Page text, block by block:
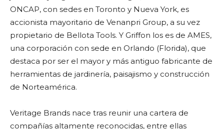
ONCAP, con sedes en Toronto y Nueva York, es
accionista mayoritario de Venanpri Group, a su vez
propietario de Bellota Tools. Y Griffon los es de AMES,
una corporación con sede en Orlando (Florida), que
destaca por ser el mayor y más antiguo fabricante de
herramientas de jardinería, paisajismo y construcción
de Norteamérica.
Veritage Brands nace tras reunir una cartera de
compañías altamente reconocidas, entre ellas